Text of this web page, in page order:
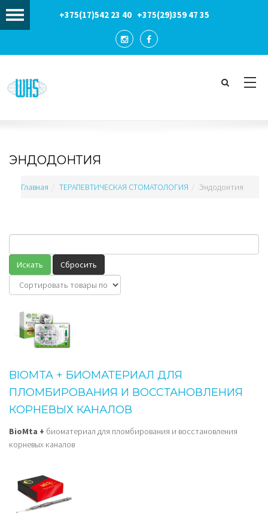
+375(17)542 23 40 +375(29)359 47 35
ЭНДОДОНТИЯ
Главная ТЕРАПЕВТИЧЕСКАЯ СТОМАТОЛОГИЯ Эндодонтия
BIOMTA + БИОМАТЕРИАЛ ДЛЯ
ПЛОМБИРОВАНИЯ И ВОССТАНОВЛЕНИЯ
КОРНЕВЫХ КАНАЛОВ
BioMta + биоматериал для пломбирования и восстановления
корневых каналов